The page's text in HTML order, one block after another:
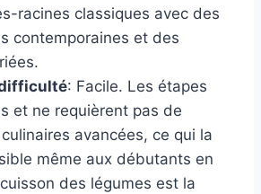
racines classiques avec des
contemporaines et des
: Facile. Les étapes
et ne requièrent pas de
avancées, ce qui la
même aux débutants en
des légumes est la